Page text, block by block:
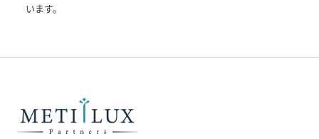
います。